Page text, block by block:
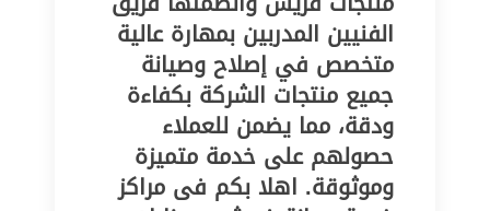
الفنيين المدربين بمهارة عالية
متخصص في إصلاح وصيانة
جميع منتجات الشركة بكفاءة
ودقة، مما يضمن للعملاء
حصولهم على خدمة متميزة
وموثوقة. اهلا بكم فى مراكز